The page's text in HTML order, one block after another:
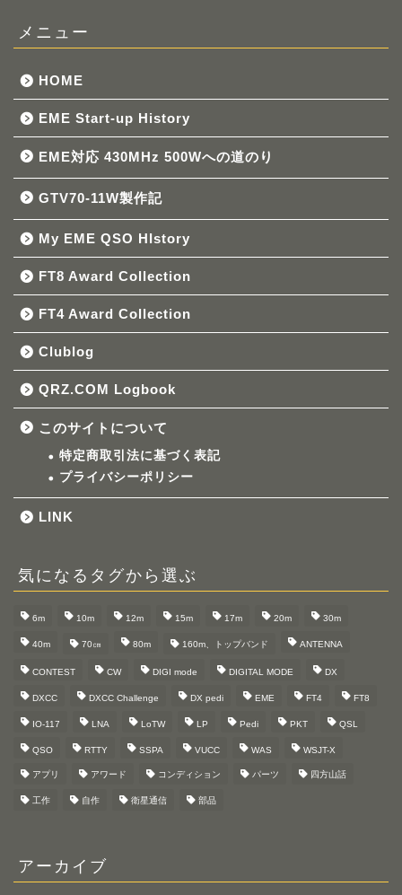
メニュー
HOME
EME Start-up History
EME対応 430MHz 500Wへの道のり
GTV70-11W製作記
My EME QSO HIstory
FT8 Award Collection
FT4 Award Collection
Clublog
QRZ.COM Logbook
このサイトについて
特定商取引法に基づく表記
プライバシーポリシー
LINK
気になるタグから選ぶ
6m 10m 12m 15m 17m 20m 30m
40m 70㎝ 80m 160m、トップバンド ANTENNA
CONTEST CW DIGI mode DIGITAL MODE DX
DXCC DXCC Challenge DX pedi EME FT4 FT8
IO-117 LNA LoTW LP Pedi PKT QSL
QSO RTTY SSPA VUCC WAS WSJT-X
アプリ アワード コンディション パーツ 四方山話
工作 自作 衛星通信 部品
アーカイブ